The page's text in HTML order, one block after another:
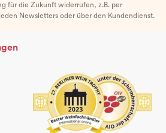
für die Zukunft widerrufen, z.B. per
Newsletters oder über den Kundendienst.